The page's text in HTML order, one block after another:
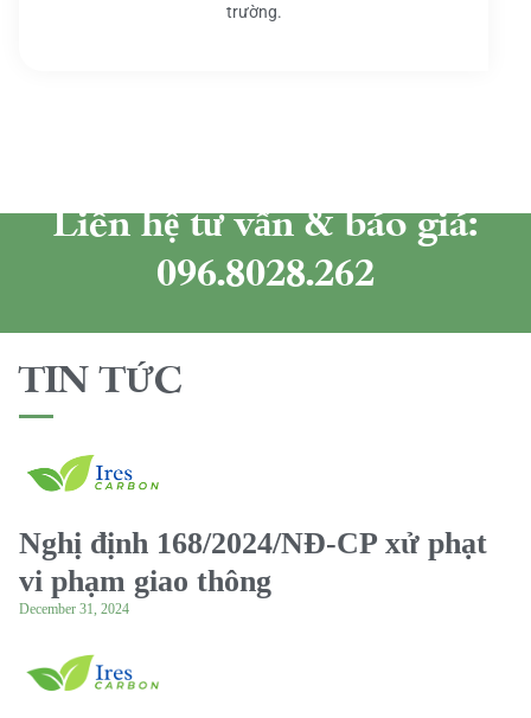
trường.
Liên hệ tư vấn & báo giá:
096.8028.262
TIN TỨC
Nghị định 168/2024/NĐ-CP xử phạt
vi phạm giao thông
December 31, 2024